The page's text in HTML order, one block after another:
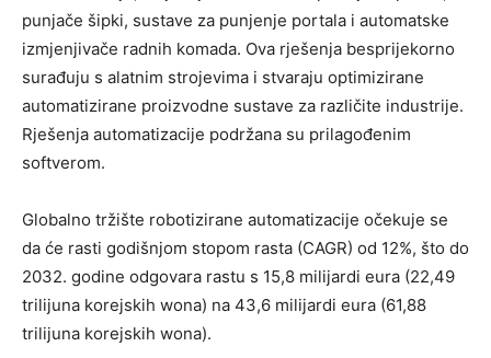
punjače šipki, sustave za punjenje portala i automatske
izmjenjivače radnih komada. Ova rješenja besprijekorno
surađuju s alatnim strojevima i stvaraju optimizirane
automatizirane proizvodne sustave za različite industrije.
Rješenja automatizacije podržana su prilagođenim
softverom.
Globalno tržište robotizirane automatizacije očekuje se
da će rasti godišnjom stopom rasta (CAGR) od 12%, što do
2032. godine odgovara rastu s 15,8 milijardi eura (22,49
trilijuna korejskih wona) na 43,6 milijardi eura (61,88
trilijuna korejskih wona).